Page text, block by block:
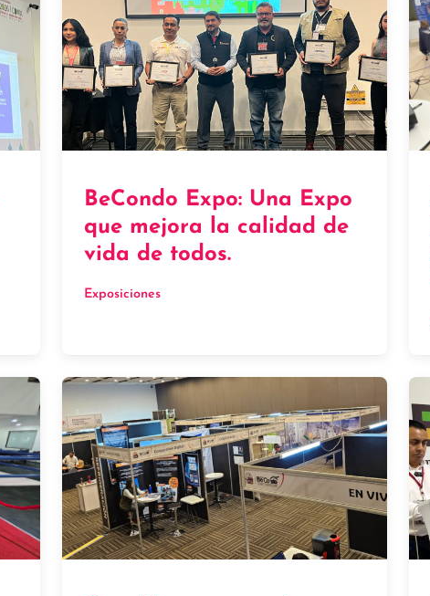
BeCondo Expo: Una Expo
que mejora la calidad de
vida de todos.
Exposiciones